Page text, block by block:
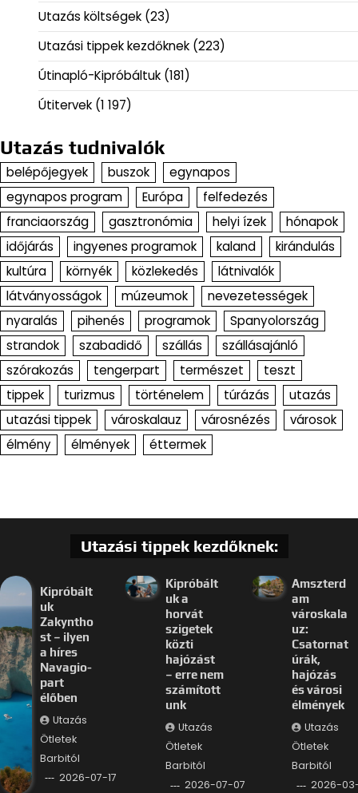
Utazás költségek (23)
Utazási tippek kezdőknek (223)
Útinapló-Kipróbáltuk (181)
Útitervek (1 197)
Utazás tudnivalók
belépőjegyek buszok
egynapos
egynapos program
Európa
felfedezés
franciaország
gasztronómia helyi ízek
hónapok
időjárás
ingyenes programok kaland
kirándulás
kultúra
környék közlekedés
látnivalók
látványosságok
múzeumok
nevezetességek
nyaralás
pihenés programok
Spanyolország
strandok
szabadidő szállás
szállásajánló
szórakozás
tengerpart természet
teszt
tippek
turizmus történelem túrázás
utazás
utazási tippek
városkalauz városnézés
városok
élmény
élmények éttermek
Utazási tippek kezdőknek:
Kipróbált
uk
Zakyntho
st – ilyen
a híres
Navagio-
part
élőben
Utazás
Ötletek
Barbitól
2026-07-17
Kipróbált
uk a
horvát
szigetek
közti
hajózást
– erre nem
számított
unk
Utazás
Ötletek
Barbitól
2026-07-07
Amszterd
am
városkala
uz:
Csatornat
úrák,
hajózás
és városi
élmények
Utazás
Ötletek
Barbitól
2026-